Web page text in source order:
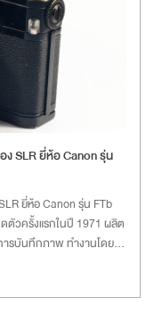
ง SLR ยี่ห้อ Canon รุ่น
ยี่ห้อ Canon รุ่น FTb
ตัวครั้งแรกในปี 1971 ผลิต
รบันทึกภาพ ทำงานโดยไม่